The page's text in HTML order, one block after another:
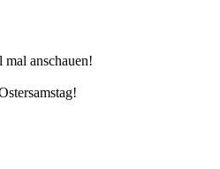
anschauen!